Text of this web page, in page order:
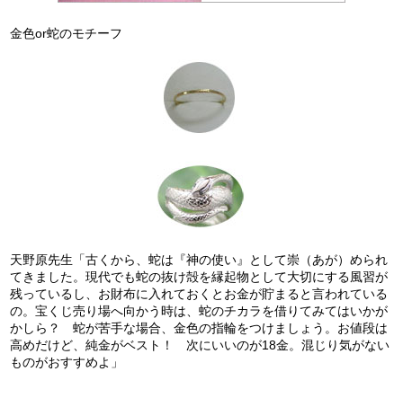
金色or蛇のモチーフ
天野原先生「古くから、蛇は『神の使い』として崇（あが）められ
てきました。現代でも蛇の抜け殻を縁起物として大切にする風習が
残っているし、お財布に入れておくとお金が貯まると言われている
の。宝くじ売り場へ向かう時は、蛇のチカラを借りてみてはいかが
かしら？ 蛇が苦手な場合、金色の指輪をつけましょう。お値段は
高めだけど、純金がベスト！ 次にいいのが18金。混じり気がない
ものがおすすめよ」